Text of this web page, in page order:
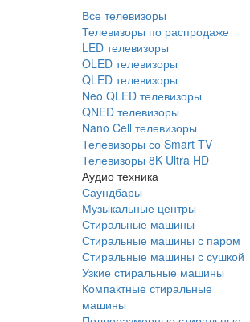
Все телевизоры
Телевизоры по распродаже
LED телевизоры
OLED телевизоры
QLED телевизоры
Neo QLED телевизоры
QNED телевизоры
Nano Cell телевизоры
Телевизоры со Smart TV
Телевизоры 8K Ultra HD
Аудио техника
Саундбары
Музыкальные центры
Стиральные машины
Стиральные машины с паром
Стиральные машины с сушкой
Узкие стиральные машины
Компактные стиральные
машины